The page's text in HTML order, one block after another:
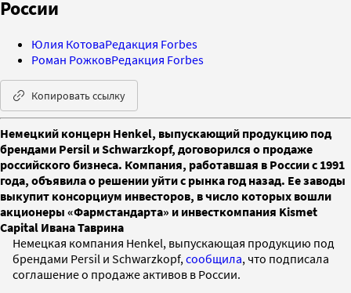
России
Юлия КотоваРедакция Forbes
Роман РожковРедакция Forbes
Копировать ссылку
Немецкий концерн Henkel, выпускающий продукцию под
брендами Persil и Schwarzkopf, договорился о продаже
российского бизнеса. Компания, работавшая в России с 1991
года, объявила о решении уйти с рынка год назад. Ее заводы
выкупит консорциум инвесторов, в число которых вошли
акционеры «Фармстандарта» и инвесткомпания Kismet
Capital Ивана Таврина
Немецкая компания Henkel, выпускающая продукцию под
брендами Persil и Schwarzkopf, сообщила, что подписала
соглашение о продаже активов в России.